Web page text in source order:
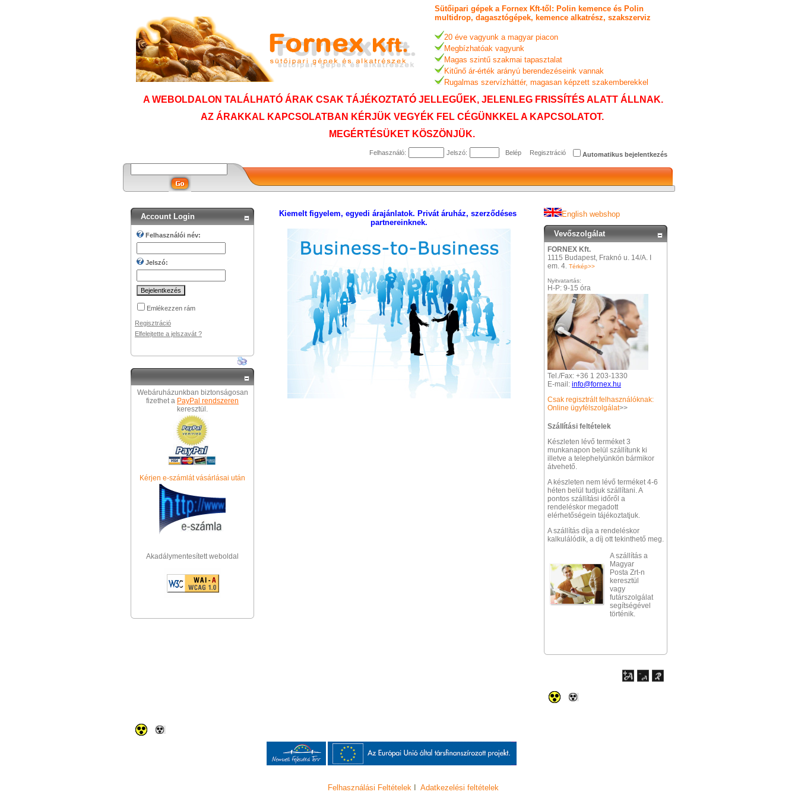
Sütőipari gépek a Fornex Kft-től: Polin kemence és Polin
multidrop, dagasztógépek, kemence alkatrész, szakszerviz
20 éve vagyunk a magyar piacon
Megbízhatóak vagyunk
Magas szintű szakmai tapasztalat
Kitűnő ár-érték arányú berendezéseink vannak
Rugalmas szervízháttér, magasan képzett szakemberekkel
A WEBOLDALON TALÁLHATÓ ÁRAK CSAK TÁJÉKOZTATÓ JELLEGŰEK, JELENLEG FRISSÍTÉS ALATT ÁLLNAK.
AZ ÁRAKKAL KAPCSOLATBAN KÉRJÜK VEGYÉK FEL CÉGÜNKKEL A KAPCSOLATOT.
MEGÉRTÉSÜKET KÖSZÖNJÜK.
Felhasználó: Jelszó: Regisztráció Automatikus bejelentkezés
Account Login
Felhasználói név:
Jelszó:
Emlékezzen rám
Regisztráció
Elfelejtette a jelszavát ?
Webáruházunkban biztonságosan
fizethet a PayPal rendszeren
keresztül.
Kérjen e-számlát vásárlásai után
Akadálymentesített weboldal
Kiemelt figyelem, egyedi árajánlatok. Privát áruház, szerződéses
partnereinknek.
English webshop
Vevőszolgálat
FORNEX Kft.
1115 Budapest, Fraknó u. 14/A. I
em. 4 Térkép>>
Nyitvatartás:
H-P: 9-15 óra
Tel./Fax: +36 1 203-1330
E-mail: info@fornex.hu
Csak regisztrált felhasználóknak:
Online ügyfélszolgálat>>
Szállítási feltételek
Készleten lévő terméket 3
munkanapon belül szállítunk ki
illetve a telephelyünkön bármikor
átvehető.
A készleten nem lévő terméket 4-6
héten belül tudjuk szállítani. A
pontos szállítási időről a
rendeléskor megadott
elérhetőségein tájékoztatjuk.
A szállítás díja a rendeléskor
kalkulálódik, a díj ott tekinthető meg.
A szállítás a
Magyar
Posta Zrt-n
keresztül
vagy
futárszolgálat
segítségével
történik.
Felhasználási Feltételek Adatkezelési feltételek